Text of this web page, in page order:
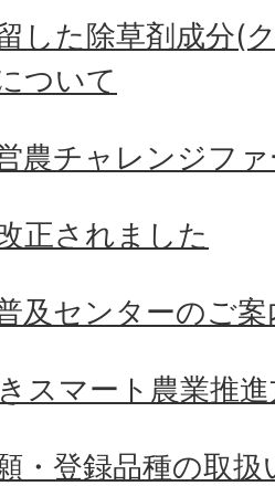
した除草剤成分(
ついて
農チャレンジフ
正されました
及センターのご案
きスマート農業推
・登録品種の取